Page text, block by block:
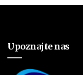
Upoznajte nas